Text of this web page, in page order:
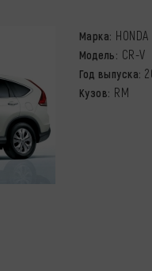
Марка: HONDA
Модель: CR-V
Год выпуска:
Кузов: RM